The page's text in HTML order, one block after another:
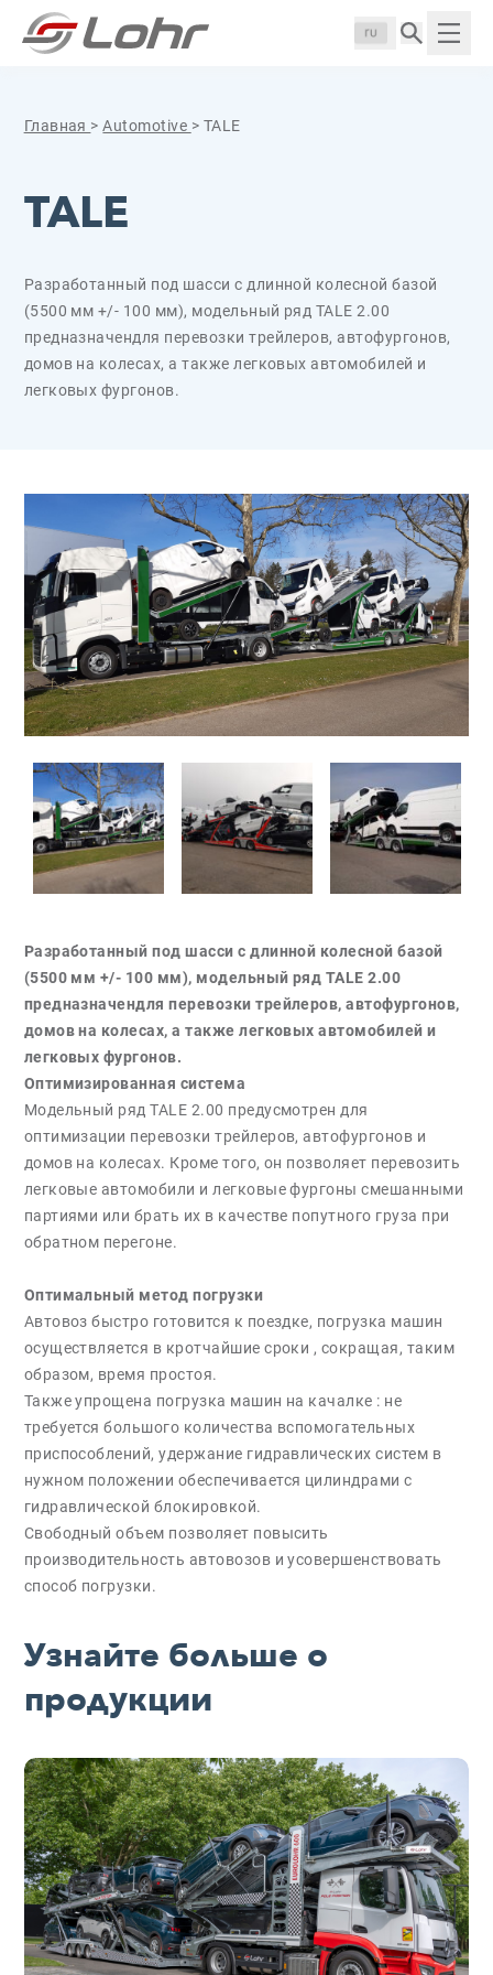
Перейти к содержанию
Langue :
Главная >Automotive > TALE
TALE
Разработанный под шасси с длинной колесной базой
(5500 мм +/- 100 мм), модельный ряд TALE 2.00
предназначендля перевозки трейлеров, автофургонов,
домов на колесах, а также легковых автомобилей и
легковых фургонов.
Разработанный под шасси с длинной колесной базой
(5500 мм +/- 100 мм), модельный ряд TALE 2.00
предназначендля перевозки трейлеров, автофургонов,
домов на колесах, а также легковых автомобилей и
легковых фургонов.
Оптимизированная система
Модельный ряд TALE 2.00 предусмотрен для
оптимизации перевозки трейлеров, автофургонов и
домов на колесах. Кроме того, он позволяет перевозить
легковые автомобили и легковые фургоны смешанными
партиями или брать их в качестве попутного груза при
обратном перегоне.
Оптимальный метод погрузки
Автовоз быстро готовится к поездке, погрузка машин
осуществляется в кротчайшие сроки , сокращая, таким
образом, время простоя.
Также упрощена погрузка машин на качалкe : не
требуется большого количества вспомогательных
приспособлений, удержание гидравлических систем в
нужном положении обеспечивается цилиндрами с
гидравлической блокировкой.
Свободный объем позволяет повысить
производительность автовозов и усовершенствовать
способ погрузки.
Узнайте больше о
продукции
Панель управления cookies